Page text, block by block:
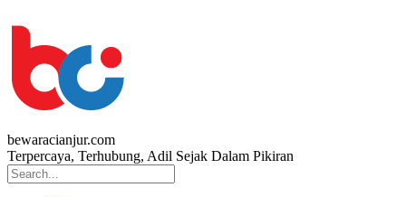
bewaracianjur.com
Terpercaya, Terhubung, Adil Sejak Dalam Pikiran